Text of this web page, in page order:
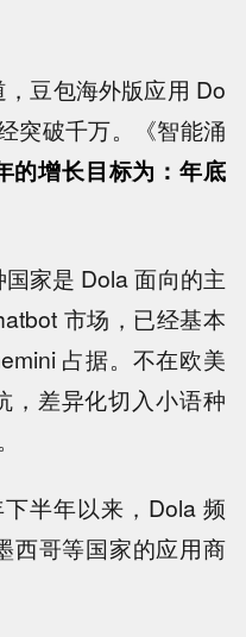
豆包海外版应用 Do
突破千万。《智能涌
的增长目标为：年底
家是 Dola 面向的主
市场，已经基本
占据。不在欧美
，差异化切入小语种
半年以来，Dola 频
西哥等国家的应用商